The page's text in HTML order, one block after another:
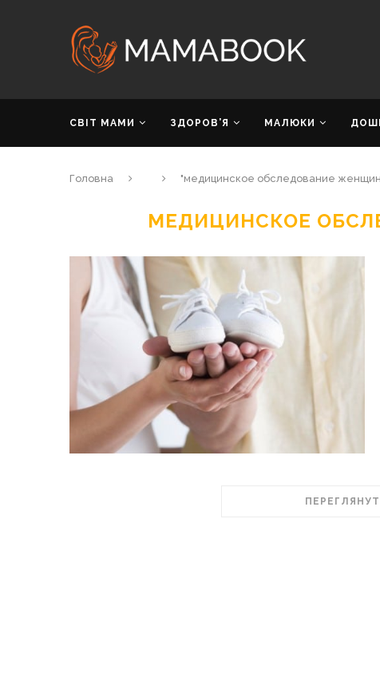
СВІТ МАМИ ЗДОРОВ’Я МАЛЮКИ
Головна "медицинское обследование
МЕДИЦИНСКОЕ